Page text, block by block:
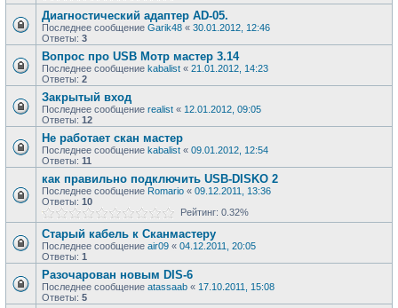
Диагностический адаптер AD-05.
Последнее сообщение Garik48 « 30.01.2012, 12:46
Ответы: 3
Вопрос про USB Мотр мастер 3.14
Последнее сообщение kabalist « 21.01.2012, 14:23
Ответы: 2
Закрытый вход
Последнее сообщение realist « 12.01.2012, 09:05
Ответы: 12
Не работает скан мастер
Последнее сообщение kabalist « 09.01.2012, 12:54
Ответы: 11
как правильно подключить USB-DISKO 2
Последнее сообщение Romario « 09.12.2011, 13:36
Ответы: 10
Рейтинг: 0.32%
Старый кабель к Сканмастеру
Последнее сообщение air09 « 04.12.2011, 20:05
Ответы: 1
Разочарован новым DIS-6
Последнее сообщение atassaab « 17.10.2011, 15:08
Ответы: 5